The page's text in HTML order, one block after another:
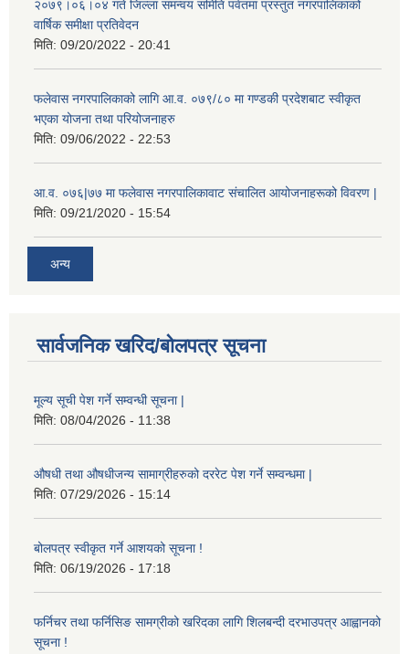
२०७९।०६।०४ गते जिल्ला समन्वय समिति पर्वतमा प्रस्तुत नगरपालिकाको
वार्षिक समीक्षा प्रतिवेदन
मिति: 09/20/2022 - 20:41
फलेवास नगरपालिकाको लागि आ.व. ०७९/८० मा गण्डकी प्रदेशबाट स्वीकृत
भएका योजना तथा परियोजनाहरु
मिति: 09/06/2022 - 22:53
आ.व. ०७६|७७ मा फलेवास नगरपालिकावाट संचालित आयोजनाहरूको विवरण |
मिति: 09/21/2020 - 15:54
अन्य
सार्वजनिक खरिद/बोलपत्र सूचना
मूल्य सूची पेश गर्ने सम्वन्धी सूचना |
मिति: 08/04/2026 - 11:38
औषधी तथा औषधीजन्य सामाग्रीहरुको दररेट पेश गर्ने सम्वन्धमा |
मिति: 07/29/2026 - 15:14
बोलपत्र स्वीकृत गर्ने आशयको सूचना !
मिति: 06/19/2026 - 17:18
फर्निचर तथा फर्निसिङ सामग्रीको खरिदका लागि शिलबन्दी दरभाउपत्र आह्वानको
सूचना !